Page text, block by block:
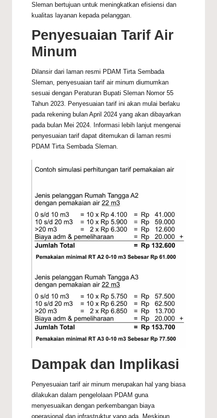
Sleman bertujuan untuk meningkatkan efisiensi dan
kualitas layanan kepada pelanggan.
Penyesuaian Tarif Air
Minum
Dilansir dari laman resmi PDAM Tirta Sembada
Sleman, penyesuaian tarif air minum diumumkan
sesuai dengan Peraturan Bupati Sleman Nomor 55
Tahun 2023. Penyesuaian tarif ini akan mulai berlaku
pada rekening bulan April 2024 yang akan dibayarkan
pada bulan Mei 2024. Informasi lebih lanjut mengenai
penyesuaian tarif dapat ditemukan di laman resmi
PDAM Tirta Sembada Sleman.
Dampak dan Implikasi
Penyesuaian tarif air minum merupakan hal yang biasa
dilakukan dalam pengelolaan PDAM guna
menyesuaikan dengan perkembangan biaya
operasional dan infrastruktur yang ada. Meskipun